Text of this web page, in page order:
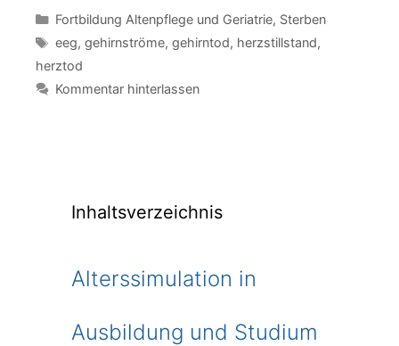
Kategorien
Fortbildung Altenpflege und Geriatrie, Sterben
Schlagwörter
eeg, gehirnströme, gehirntod, herzstillstand,
herztod
Kommentar hinterlassen
Inhaltsverzeichnis
Alterssimulation in
Ausbildung und Studium